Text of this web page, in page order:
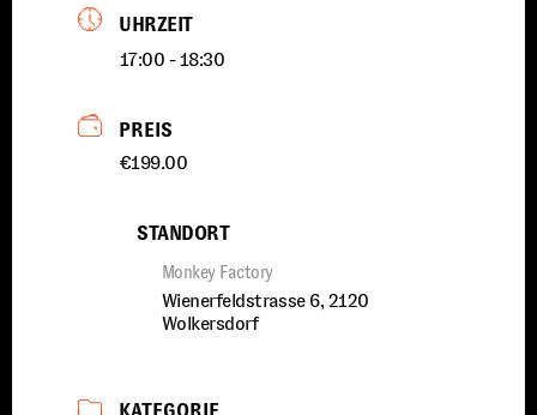
UHRZEIT
17:00 - 18:30
PREIS
€199.00
STANDORT
Monkey Factory
Wienerfeldstrasse 6, 2120
Wolkersdorf